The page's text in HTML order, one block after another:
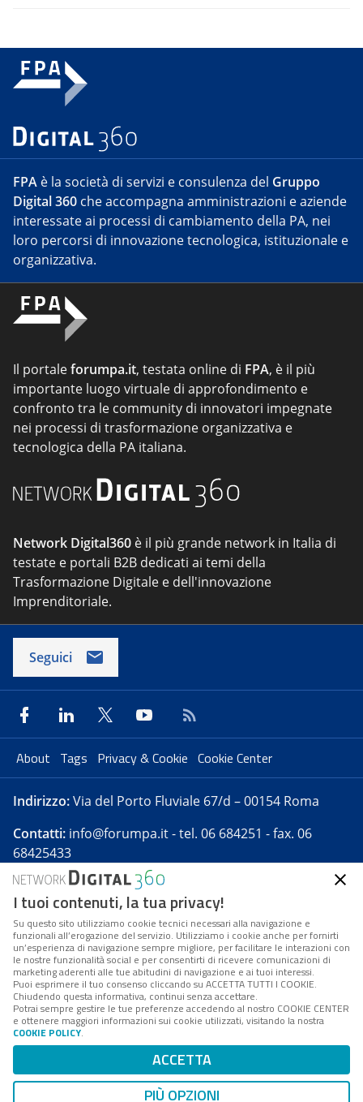
FPA è la società di servizi e consulenza del Gruppo
Digital 360 che accompagna amministrazioni e aziende
interessate ai processi di cambiamento della PA, nei
loro percorsi di innovazione tecnologica, istituzionale e
organizzativa.
Il portaleforumpa.it, testata online di FPA, è il più
importante luogo virtuale di approfondimento e
confronto tra le community di innovatori impegnate
nei processi di trasformazione organizzativa e
tecnologica della PA italiana.
Network Digital360 è il più grande network in Italia di
testate e portali B2B dedicati ai temi della
Trasformazione Digitale e dell'innovazione
Imprenditoriale.
Seguici
About Tags Privacy & Cookie Cookie Center
Indirizzo:Via del Porto Fluviale 67/d – 00154 Roma
Contatti: info@forumpa.it- tel. 06 684251 - fax. 06
68425433
Forumpa.itè una pubblicazione telematica iscritta
presso Registro della stampa del Tribunale di Roma -
Reg. n. 182 del 2 maggio 2008 - Direttore resp. Michela
Stentella
FPA s.r.l. è società soggetta a Direzione e
Coordinamento da parte di Digital360 S.p.A. - FPA s.r.l.
è un'azienda certificata per il sistema di management
Codice Fiscale/Partita IVA n. 10693191008 - R.E.A. Roma
n. 1249791. ISP AWS
Mappa del sito
I tuoi contenuti, la tua privacy!
Su questo sito utilizziamo cookie tecnici necessari alla navigazione e
funzionali all’erogazione del servizio. Utilizziamo i cookie anche per fornirti
un’esperienza di navigazione sempre migliore, per facilitare le interazioni con
le nostre funzionalità social e per consentirti di ricevere comunicazioni di
marketing aderenti alle tue abitudini di navigazione e ai tuoi interessi.
Puoi esprimere il tuo consenso cliccando su ACCETTA TUTTI I COOKIE.
Chiudendo questa informativa, continui senza accettare.
Potrai sempre gestire le tue preferenze accedendo al nostro COOKIE CENTER
e ottenere maggiori informazioni sui cookie utilizzati, visitando la nostra
COOKIE POLICY.
ACCETTA
PIÙ OPZIONI